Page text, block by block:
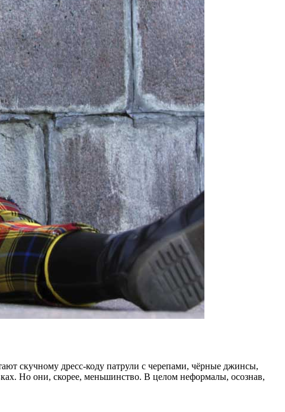
скучному дресс-коду патрули с черепами, чёрные джинсы,
Но они, скорее, меньшинство. В целом неформалы, осознав,